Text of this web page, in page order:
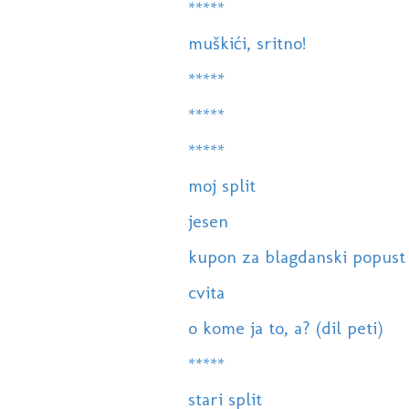
*****
muškići, sritno!
*****
*****
*****
moj split
jesen
kupon za blagdanski popust
cvita
o kome ja to, a? (dil peti)
*****
stari split